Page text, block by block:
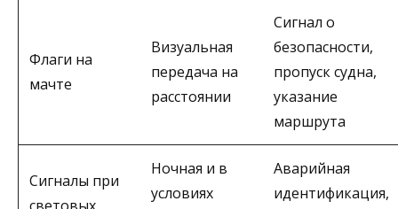
Флаги на
мачте
Визуальная
передача на
расстоянии
Сигнал о
безопасности,
пропуск судна,
указание
маршрута
Сигналы при
Ночная и в
условиях
Аварийная
идентификация,